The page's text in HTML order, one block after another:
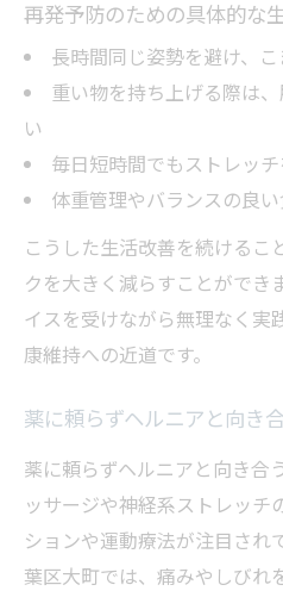
再発予防のための具体的な
長時間同じ姿勢を避け、
重い物を持ち上げる際は
い
毎日短時間でもストレッ
体重管理やバランスの良
こうした生活改善を続けるこ
クを大きく減らすことができ
イスを受けながら無理なく実
康維持への近道です。
薬に頼らずヘルニアと向き
薬に頼らずヘルニアと向き合
ッサージや神経系ストレッチ
ションや運動療法が注目され
葉区大町では、痛みやしびれ